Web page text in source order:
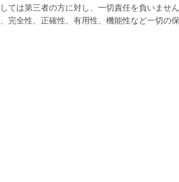
ては第三者の方に対し、一切責任を負いませ
完全性、正確性、有用性、機能性など一切の